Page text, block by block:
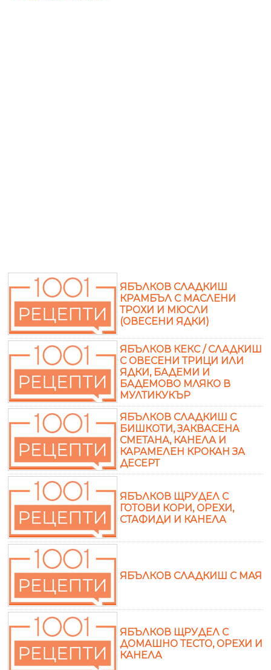
ЯБЪЛКОВ СЛАДКИШ
КРАМБЪЛ С МАСЛЕНИ
ТРОХИ И МЮСЛИ
(ОВЕСЕНИ ЯДКИ)
ЯБЪЛКОВ КЕКС / СЛАДКИШ
С ОВЕСЕНИ ТРИЦИ ИЛИ
ЯДКИ, БАДЕМИ И
БАДЕМОВО МЛЯКО В
МУЛТИКУКЪР
ЯБЪЛКОВ СЛАДКИШ С
БИШКОТИ, ЗАКВАСЕНА
СМЕТАНА, КАНЕЛА И
КАРАМЕЛЕН КРОКАН ЗА
ДЕСЕРТ
ЯБЪЛКОВ ЩРУДЕЛ С
ГОТОВИ КОРИ, ОРЕХИ,
СТАФИДИ И КАНЕЛА
ЯБЪЛКОВ СЛАДКИШ С МАЯ
ЯБЪЛКОВ ЩРУДЕЛ С
ДОМАШНО ТЕСТО, ОРЕХИ И
КАНЕЛА